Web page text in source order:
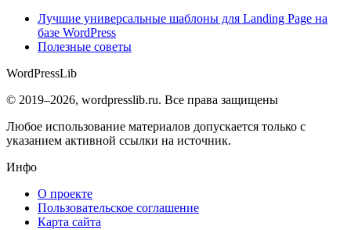
Лучшие универсальные шаблоны для Landing Page на
базе WordPress
Полезные советы
WordPressLib
© 2019–2026, wordpresslib.ru. Все права защищены
Любое использование материалов допускается только с
указанием активной ссылки на источник.
Инфо
О проекте
Пользовательское соглашение
Карта сайта